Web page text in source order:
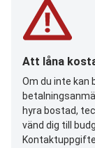
Att låna
Om du inte kan
hyra bostad,
vänd dig till